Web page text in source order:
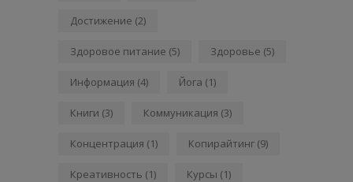
Достижение (2)
Здоровое питание (5) Здоровье (5)
Информация (4) Йога (1)
Книги (3) Коммуникация (3)
Концентрация (1) Копирайтинг (9)
Креативность (1) Курсы (1)